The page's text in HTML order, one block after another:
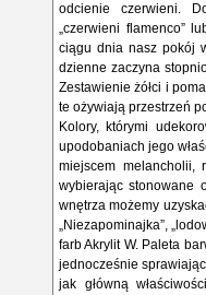
odcienie czerwieni.
„czerwieni flamenco”
ciągu dnia nasz pokój
dzienne zaczyna
Zestawienie żółci i
te ożywiają przestrzeń
Kolory, którymi
upodobaniach jego
miejscem melancholii,
wybierając stonowane
wnętrza możemy
„Niezapominajka”,
farb Akrylit W. Paleta
jednocześnie
jak główną